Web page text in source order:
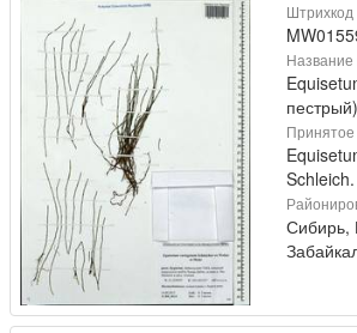
Штрихкод
Название
пестрый)
Сибирь,